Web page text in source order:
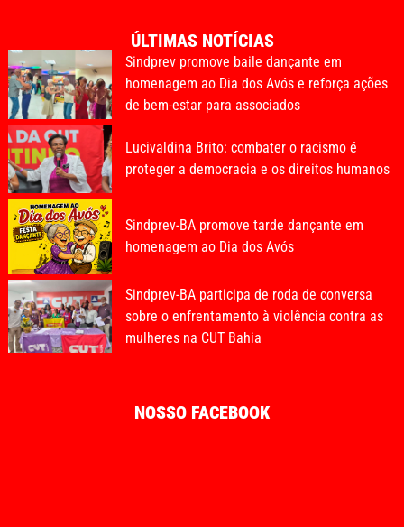
ÚLTIMAS NOTÍCIAS
Sindprev promove baile dançante em
homenagem ao Dia dos Avós e reforça ações
de bem-estar para associados
Lucivaldina Brito: combater o racismo é
proteger a democracia e os direitos humanos
Sindprev-BA promove tarde dançante em
homenagem ao Dia dos Avós
Sindprev-BA participa de roda de conversa
sobre o enfrentamento à violência contra as
mulheres na CUT Bahia
NOSSO FACEBOOK